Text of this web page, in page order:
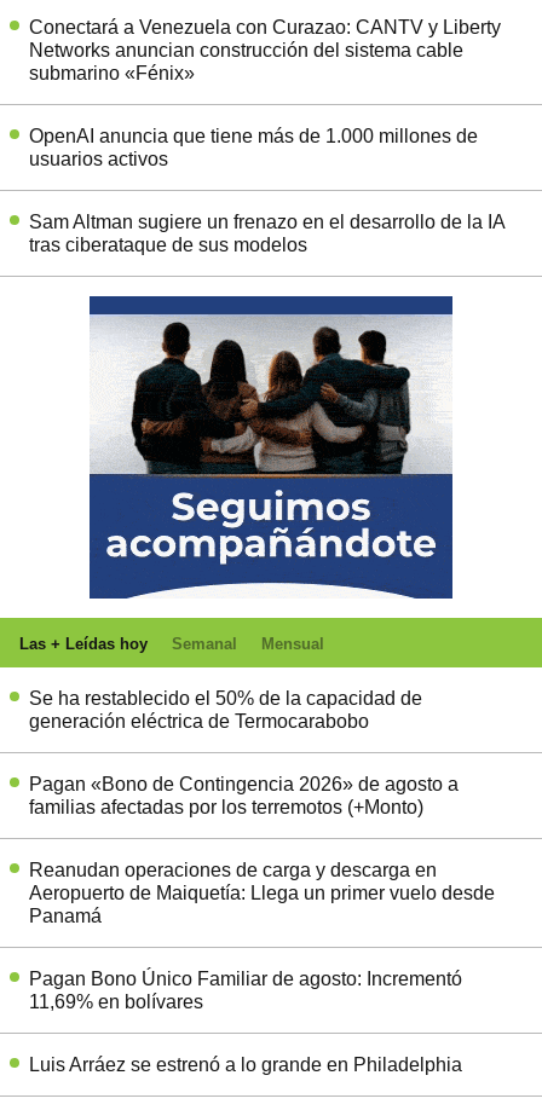
Conectará a Venezuela con Curazao: CANTV y Liberty
Networks anuncian construcción del sistema cable
submarino «Fénix»
OpenAI anuncia que tiene más de 1.000 millones de
usuarios activos
Sam Altman sugiere un frenazo en el desarrollo de la IA
tras ciberataque de sus modelos
Las + Leídas hoy Semanal Mensual
Se ha restablecido el 50% de la capacidad de
generación eléctrica de Termocarabobo
Pagan «Bono de Contingencia 2026» de agosto a
familias afectadas por los terremotos (+Monto)
Reanudan operaciones de carga y descarga en
Aeropuerto de Maiquetía: Llega un primer vuelo desde
Panamá
Pagan Bono Único Familiar de agosto: Incrementó
11,69% en bolívares
Luis Arráez se estrenó a lo grande en Philadelphia